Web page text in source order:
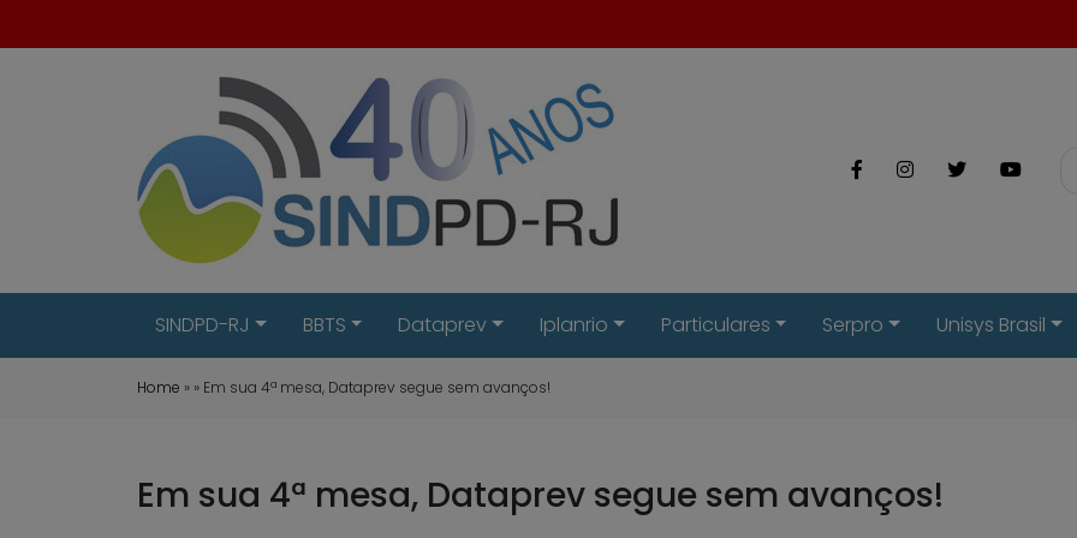
SINDPD-RJ BBTS Dataprev Iplanrio Particulares Serpro Unisys Brasil
Home » » Em sua 4ª mesa, Dataprev segue sem avanços!
Em sua 4ª mesa, Dataprev segue sem avanços!